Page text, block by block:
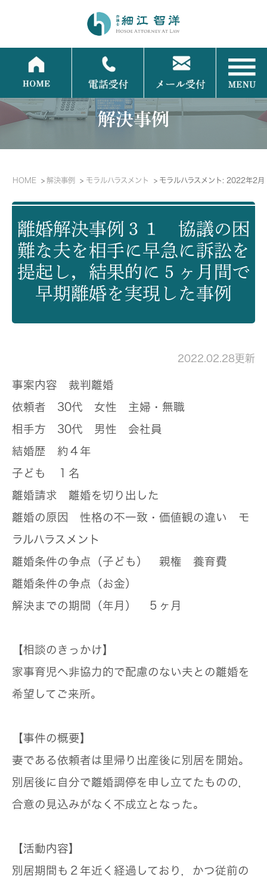
解決事例
HOME 解決事例 モラルハラスメント モラルハラスメント: 2022年2月
離婚解決事例３１ 協議の困
難な夫を相手に早急に訴訟を
提起し，結果的に５ヶ月間で
早期離婚を実現した事例
2022.02.28更新
事案内容 裁判離婚
依頼者 30代 女性 主婦・無職
相手方 30代 男性 会社員
結婚歴 約４年
子ども １名
離婚請求 離婚を切り出した
離婚の原因 性格の不一致・価値観の違い モ
ラルハラスメント
離婚条件の争点（子ども） 親権 養育費
離婚条件の争点（お金）
解決までの期間（年月） ５ヶ月
【相談のきっかけ】
家事育児へ非協力的で配慮のない夫との離婚を
希望してご来所。
【事件の概要】
妻である依頼者は里帰り出産後に別居を開始。
別居後に自分で離婚調停を申し立てたものの，
合意の見込みがなく不成立となった。
【活動内容】
別居期間も２年近く経過しており，かつ従前の